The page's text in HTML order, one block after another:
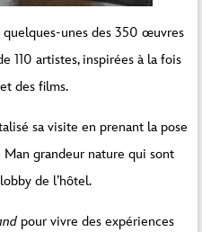
unes des 350 œuvres
110 artistes, inspirées à la fois
des films.
sa visite en prenant la pose
Man grandeur nature qui sont
de l’hôtel.
pour vivre des expériences